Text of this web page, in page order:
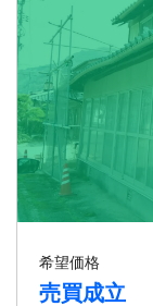
希望価格
売買成立